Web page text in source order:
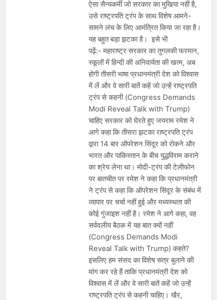
ऐसा सैन्यकर्मी जो सरकार का मुखिया नहीं है,
उसे राष्ट्रपति ट्रंप के साथ विशेष आमने-
सामने लंच के लिए आमंत्रित किया जा रहा है।
यह बहुत बड़ा झटका है। इसे भी
पढ़ें:- महाराष्ट्र सरकार का तुगलकी फरमान,
स्कूलों में हिन्दी की अनिवार्यता की खत्म, अब
होगी तीसरी भाषा प्रधानमंत्री देश को विश्वास
में लें और वे सारी बातें कहें जो उन्हें राष्ट्रपति
ट्रंप से कहनी (Congress Demands
Modi Reveal Talk with Trump)
चाहिए सरकार को घेरते हुए जयराम रमेश ने
आगे कहा कि तीसरा झटका राष्ट्रपति ट्रंप
द्वारा 14 बार ऑपरेशन सिंदूर को रोकने और
भारत और पाकिस्तान के बीच युद्धविराम कराने
का श्रेय लेना था। मोदी-ट्रंप की टेलीफोन
पर बातचीत पर रमेश ने कहा कि प्रधानमंत्री
ने ट्रंप से कहा कि ऑपरेशन सिंदूर के संबंध में
व्यापार पर चर्चा नहीं हुई और मध्यस्थता की
कोई गुंजाइश नहीं है। रमेश ने आगे कहा, वह
सर्वदलीय बैठक में यह बात क्यों नहीं
(Congress Demands Modi
Reveal Talk with Trump) कहते?
इसलिए हम संसद का विशेष सत्र बुलाने की
मांग कर रहे हैं ताकि प्रधानमंत्री देश को
विश्वास में लें और वे सारी बातें कहें जो उन्हें
राष्ट्रपति ट्रंप से कहनी चाहिए। खैर,